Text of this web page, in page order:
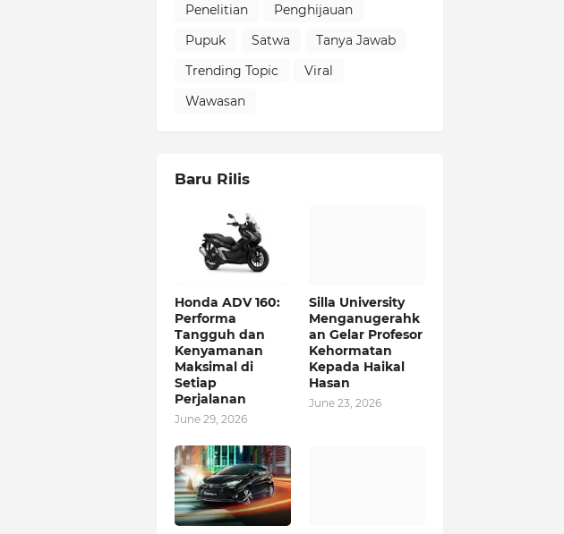
Penelitian
Penghijauan
Pupuk
Satwa
Tanya Jawab
Trending Topic
Viral
Wawasan
Baru Rilis
Honda ADV 160:
Performa
Tangguh dan
Kenyamanan
Maksimal di
Setiap
Perjalanan
June 29, 2026
Silla University
Menganugerahk
an Gelar Profesor
Kehormatan
Kepada Haikal
Hasan
June 23, 2026